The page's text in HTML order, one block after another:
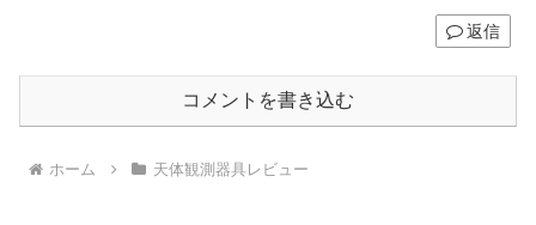
返信
コメントを書き込む
ホーム 天体観測器具レビュー